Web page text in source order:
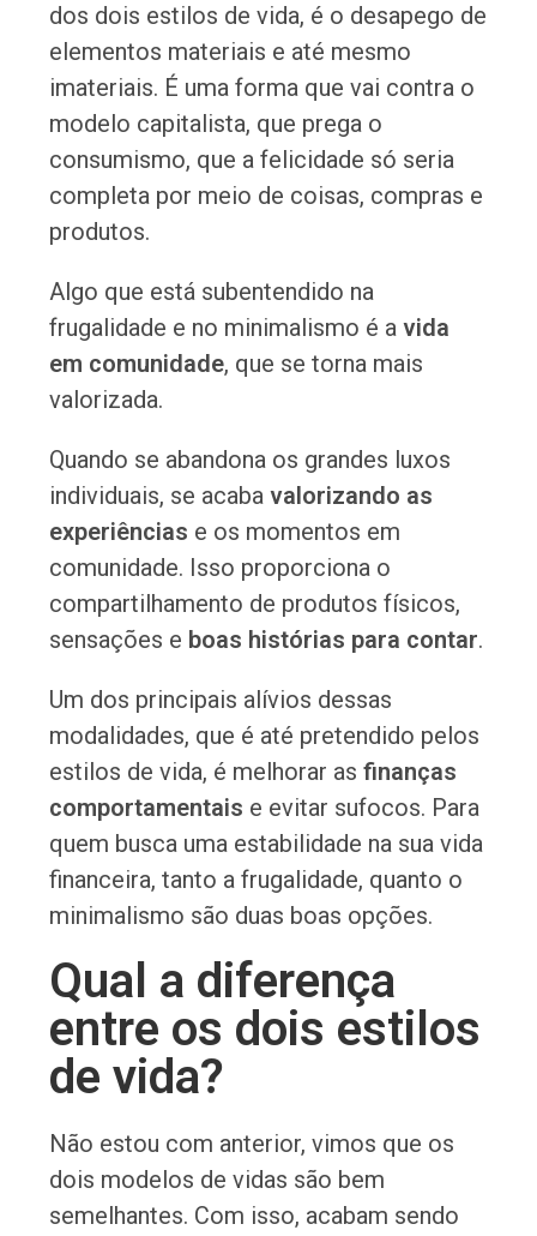
dos dois estilos de vida, é o desapego de
elementos materiais e até mesmo
imateriais. É uma forma que vai contra o
modelo capitalista, que prega o
consumismo, que a felicidade só seria
completa por meio de coisas, compras e
produtos.
Algo que está subentendido na
frugalidade e no minimalismo é avida
em comunidade, que se torna mais
valorizada.
Quando se abandona os grandes luxos
individuais, se acabavalorizando as
experiências e os momentos em
comunidade. Isso proporciona o
compartilhamento de produtos físicos,
sensações e boas histórias para contar.
Um dos principais alívios dessas
modalidades, que é até pretendido pelos
estilos de vida, é melhorar asfinanças
comportamentais e evitar sufocos. Para
quem busca uma estabilidade na sua vida
financeira, tanto a frugalidade, quanto o
minimalismo são duas boas opções.
Qual a diferença
entre os dois estilos
de vida?
Não estou com anterior, vimos que os
dois modelos de vidas são bem
semelhantes. Com isso, acabam sendo